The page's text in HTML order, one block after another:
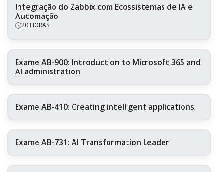
Integração do Zabbix com Ecossistemas de IA e
Automação
20 HORAS
Exame AB-900: Introduction to Microsoft 365 and
AI administration
Exame AB-410: Creating intelligent applications
Exame AB-731: AI Transformation Leader